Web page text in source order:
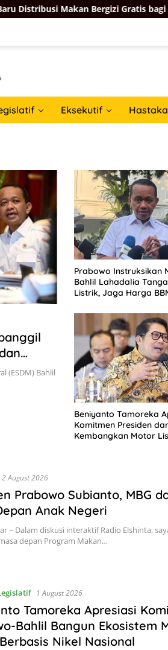
Makan Bergizi Gratis bagi
Eksekutif
(ESDM) Bahlil
Prabowo Instruksikan
Bahlil Lahadalia
Listrik, Jaga Harga
Beniyanto Tamoreka
Komitmen Presiden
Kembangkan Motor
2 August 2026
Prabowo Subianto, MBG
Anak Negeri
– Dalam diskusi interaktif Radio Elshinta,
depan Program Makan…
1 August 2026
Tamoreka Apresiasi
Bahlil Bangun Ekosistem
Nikel Nasional